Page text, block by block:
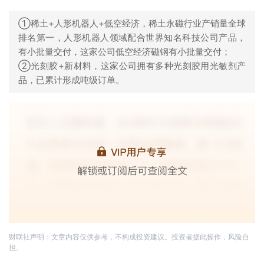
①稀土+人形机器人+低空经济，稀土永磁行业产销量全球
排名第一，人形机器人领域配合世界知名科技公司产品，
有小批量交付，这家公司低空经济磁钢有小批量交付；
②光刻胶+新材料，这家公司拥有多种光刻胶用光敏剂产
品，已累计形成吨级订单。
财联社声明：文章内容仅供参考，不构成投资建议。投资者据此操作，风险自
担。